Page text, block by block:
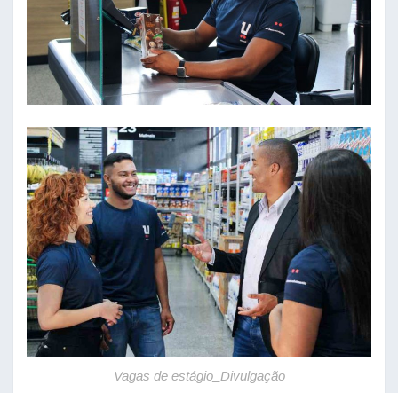
Vagas de estágio_Divulgação